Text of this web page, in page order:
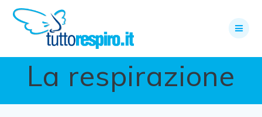
content
La respirazione